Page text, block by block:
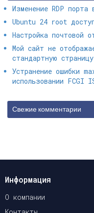
Изменение RDP
Ubuntu 24 root
Настройка почтовой
Мой сайт не
стандартную
Устранение ошибки
использовании FCGI
Свежие комментарии
Информация
О компании